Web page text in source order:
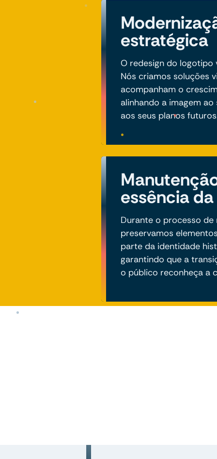
estratégica
O redesign do logotipo
Nós criamos soluções
acompanham o
alinhando a imagem
aos seus planos
essência
Durante o processo de
preservamos
parte da identidade
garantindo que a
o público reconheça a